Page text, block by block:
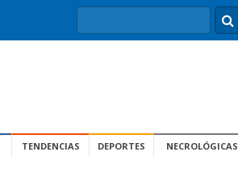
TENDENCIAS DEPORTES NECROLÓGICAS